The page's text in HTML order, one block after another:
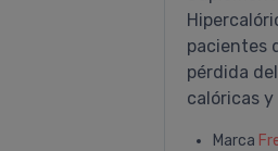
pacientes
pérdida
calóricas
Marca